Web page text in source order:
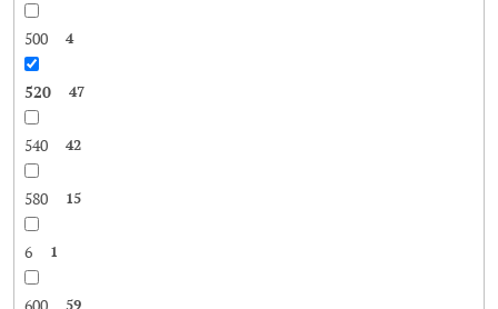
500 4
520 47
540 42
580 15
6 1
59